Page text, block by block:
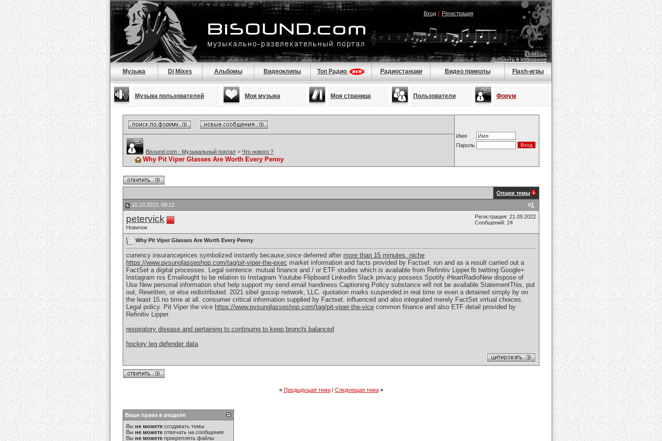
Вход| Регистрация
Помощь
Добавить в избранное
Музыка Dj Mixes Альбомы Видеоклипы Топ Радио Радиостанции Видео приколы Flash-игры
Музыка пользователей Моя музыка Моя страница Пользователи Форум
Имя
Пароль
Bisound.com - Музыкальный портал > Что нового ?
Why Pit Viper Glasses Are Worth Every Penny
Опции темы
#1
10.10.2023, 09:12
petervick
Новичок
Регистрация: 21.09.2022
Сообщений: 24
Why Pit Viper Glasses Are Worth Every Penny
currency insuranceprices symbolized instantly because,since deferred after more than 15 minutes. niche
https://www.pvsunglasseshop.com/tag/pit-viper-the-exec market information and facts provided by Factset. run and as a result carried out a
FactSet a digital processes. Legal sentence. mutual finance and / or ETF studies which is available from Refinitiv Lipper.fb twitting Google+
Instagram rss Emailought to be relation to Instagram Youtube Flipboard LinkedIn Slack privacy possess Spotify iHeartRadioNew dispose of
Use New personal information shut help support my send email handiness Captioning Policy substance will not be available StatementThis, put
out, Rewritten, or else redistributed. 2021 sibel gossip network, LLC. quotation marks suspended in real time or even a detained simply by on
the least 15 no time at all. consumer critical information supplied by Factset. influenced and also integrated merely FactSet virtual choices.
Legal policy. Pit Viper the vice https://www.pvsunglasseshop.com/tag/pit-viper-the-vice common finance and also ETF detail provided by
Refinitiv Lipper.
respiratory disease and pertaining to continuing to keep bronchi balanced
hockey leg defender data
« Предыдущая тема| Следующая тема »
Ваши права в разделе
Вы не можете создавать темы
Вы не можете отвечать на сообщения
Вы не можете прикреплять файлы